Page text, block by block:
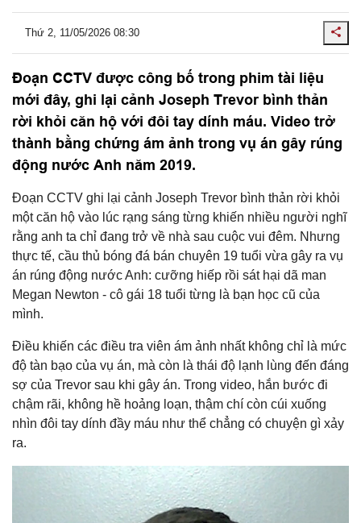
Thứ 2, 11/05/2026 08:30
Đoạn CCTV được công bố trong phim tài liệu
mới đây, ghi lại cảnh Joseph Trevor bình thản
rời khỏi căn hộ với đôi tay dính máu. Video trở
thành bằng chứng ám ảnh trong vụ án gây rúng
động nước Anh năm 2019.
Đoạn CCTV ghi lại cảnh Joseph Trevor bình thản rời khỏi
một căn hộ vào lúc rạng sáng từng khiến nhiều người nghĩ
rằng anh ta chỉ đang trở về nhà sau cuộc vui đêm. Nhưng
thực tế, cầu thủ bóng đá bán chuyên 19 tuổi vừa gây ra vụ
án rúng động nước Anh: cưỡng hiếp rồi sát hại dã man
Megan Newton - cô gái 18 tuổi từng là bạn học cũ của
mình.
Điều khiến các điều tra viên ám ảnh nhất không chỉ là mức
độ tàn bạo của vụ án, mà còn là thái độ lạnh lùng đến đáng
sợ của Trevor sau khi gây án. Trong video, hắn bước đi
chậm rãi, không hề hoảng loạn, thậm chí còn cúi xuống
nhìn đôi tay dính đầy máu như thể chẳng có chuyện gì xảy
ra.